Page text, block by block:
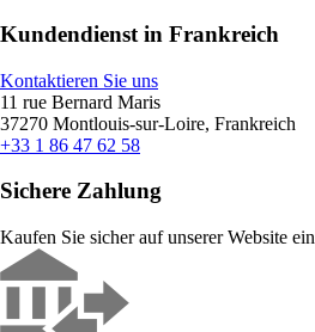
Kundendienst in Frankreich
Kontaktieren Sie uns
11 rue Bernard Maris
37270 Montlouis-sur-Loire, Frankreich
+33 1 86 47 62 58
Sichere Zahlung
Kaufen Sie sicher auf unserer Website ein